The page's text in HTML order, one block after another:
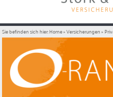
Sie befinden sich hier:Home»Versicherungen»